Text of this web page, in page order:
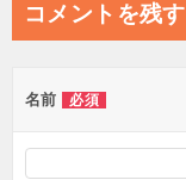
コメントを残す
名前 必須